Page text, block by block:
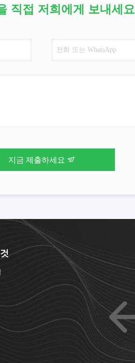
직접 저희에게 보내세요
지금 제출하세요